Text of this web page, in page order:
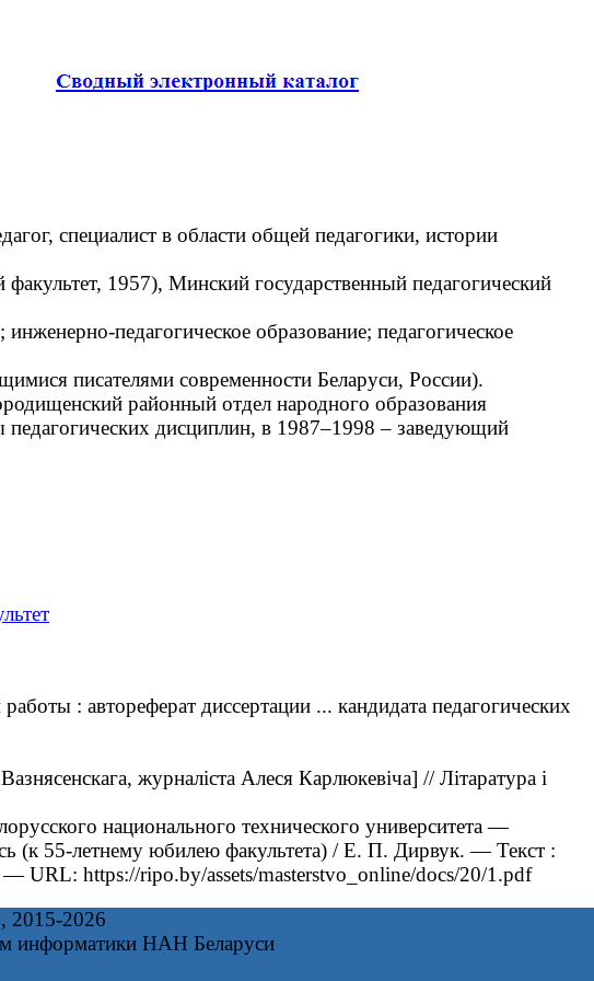
специалист в области общей педагогики, истории
1957), Минский государственный педагогический
педагогическое образование; педагогическое
писателями современности Беларуси, России).
районный отдел народного образования
педагогических дисциплин, в 1987–1998 – заведующий
: автореферат диссертации ... кандидата педагогических
журналіста Алеся Карлюкевіча] // Літаратура і
национального технического университета —
(к 55-летнему юбилею факультета) / Е. П. Дирвук. — Текст :
https://ripo.by/assets/masterstvo_online/docs/20/1.pdf
2015-2026
информатики НАН Беларуси